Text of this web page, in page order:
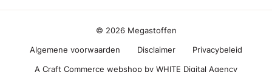
© 2026 Megastoffen
A Craft Commerce webshop by WHITE Digital Agency
Algemene voorwaarden Disclaimer Privacybeleid